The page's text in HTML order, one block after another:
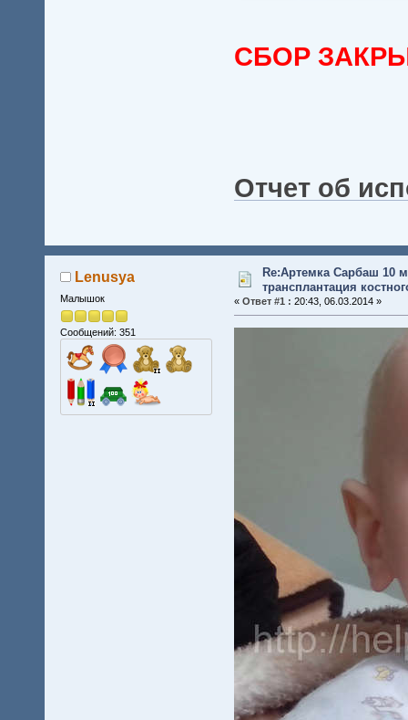
СБОР
Отчет об
Lenusya
Малышок
Сообщений: 351
Re:Артемка Сарбаш 10
трансплантация
« Ответ #1 : 20:43, 06.03.2014 »